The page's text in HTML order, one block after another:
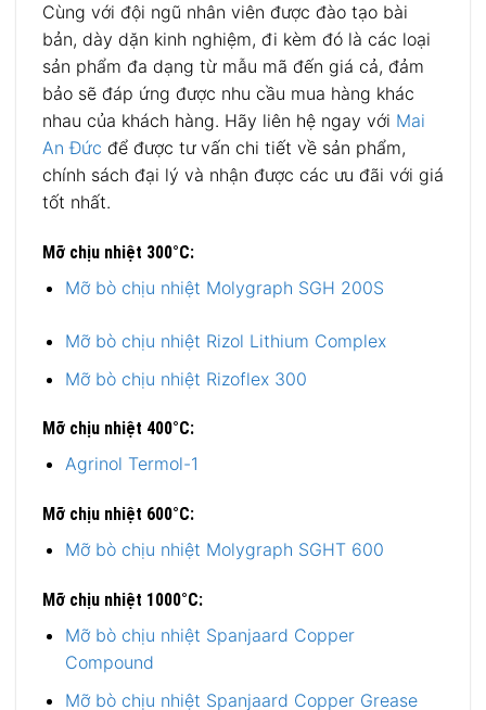
Cùng với đội ngũ nhân viên được đào tạo bài
bản, dày dặn kinh nghiệm, đi kèm đó là các loại
sản phẩm đa dạng từ mẫu mã đến giá cả, đảm
bảo sẽ đáp ứng được nhu cầu mua hàng khác
nhau của khách hàng. Hãy liên hệ ngay với Mai
An Đức để được tư vấn chi tiết về sản phẩm,
chính sách đại lý và nhận được các ưu đãi với giá
tốt nhất.
Mỡ chịu nhiệt 300°C:
Mỡ bò chịu nhiệt Molygraph SGH 200S
Mỡ bò chịu nhiệt Rizol Lithium Complex
Mỡ bò chịu nhiệt Rizoflex 300
Mỡ chịu nhiệt 400°C:
Agrinol Termol-1
Mỡ chịu nhiệt 600°C:
Mỡ bò chịu nhiệt Molygraph SGHT 600
Mỡ chịu nhiệt 1000°C:
Mỡ bò chịu nhiệt Spanjaard Copper
Compound
Mỡ bò chịu nhiệt Spanjaard Copper Grease